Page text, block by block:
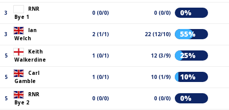
3
RNR
Bye 1
0 (0/0) 0 (0/0) 0%
3
Ian
Welch
2 (1/1) 22 (12/10) 55%
5
Keith
Walkerdine
1 (0/1) 12 (3/9) 25%
5
Carl
Gamble
1 (0/1) 10 (1/9) 10%
5
RNR
Bye 2
0 (0/0) 0 (0/0) 0%